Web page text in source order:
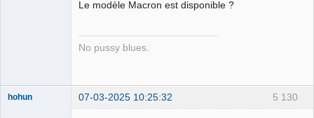
Le modèle Macron est disponible ?
No pussy blues.
5 130
hohun 07-03-2025 10:25:32